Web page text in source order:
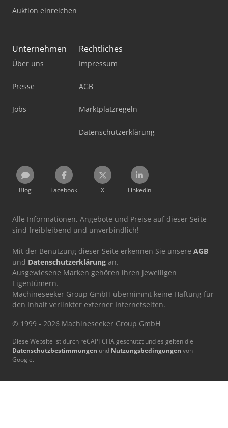
Auktion einreichen
Unternehmen
Über uns
Presse
Jobs
Rechtliches
Impressum
AGB
Marktplatzregeln
Datenschutzerklärung
Blog Facebook X LinkedIn
Alle Informationen, Angebote und Preise auf dieser Seite
sind freibleibend und unverbindlich!
Mit der Benutzung dieser Seite erkennen Sie unsere AGB
und Datenschutzerklärung an.
Ausgewiesene Marken gehören ihren jeweiligen
Eigentümern.
Machineseeker Group GmbH übernimmt keine Haftung für
den Inhalt verlinkter externer Internetseiten.
© 1999 - 2026 Machineseeker Group GmbH
Diese Website ist durch reCAPTCHA geschützt und es gelten die
Datenschutzbestimmungen und Nutzungsbedingungen von
Google.